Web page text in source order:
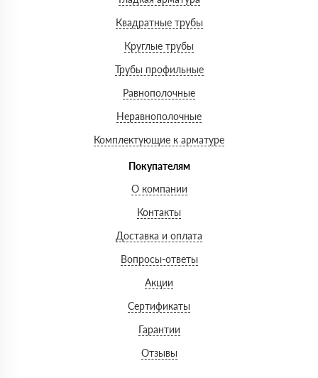
Квадратные трубы
Круглые трубы
Трубы профильные
Равнополочные
Неравнополочные
Комплектующие к арматуре
Покупателям
О компании
Контакты
Доставка и оплата
Вопросы-ответы
Акции
Сертификаты
Гарантии
Отзывы